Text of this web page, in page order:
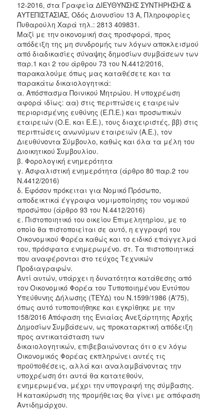
12-2016, στα Γραφεία ΔΙΕΥΘΥΝΣΗΣ ΣΥΝΤΗΡΗΣΗΣ &
ΑΥΤΕΠΙΣΤΑΣΙΑΣ, Οδός Διονυσίου 13 Α, Πληροφορίες
Πυθαρούλη Χαρά τηλ.: 2813 409831.
Μαζί με την οικονομική σας προσφορά, προς
απόδειξη της μη συνδρομής των λόγων αποκλεισμού
από διαδικασίες σύναψης δημοσίων συμβάσεων των
παρ.1 και 2 του άρθρου 73 του Ν.4412/2016,
παρακαλούμε όπως μας καταθέσετε και τα
παρακάτω δικαιολογητικά:
α. Απόσπασμα Ποινικού Μητρώου. Η υποχρέωση
αφορά ιδίως: αα) στις περιπτώσεις εταιρειών
περιορισμένης ευθύνης (Ε.Π.Ε.) και προσωπικών
εταιρειών (Ο.Ε. και Ε.Ε.), τους διαχειριστές, ββ) στις
περιπτώσεις ανωνύμων εταιρειών (Α.Ε.), τον
Διευθύνοντα Σύμβουλο, καθώς και όλα τα μέλη του
Διοικητικού Συμβουλίου.
β. Φορολογική ενημερότητα
γ. Ασφαλιστική ενημερότητα (άρθρο 80 παρ.2 του
Ν.4412/2016)
δ. Εφόσον πρόκειται για Νομικό Πρόσωπο,
αποδεικτικά έγγραφα νομιμοποίησης του νομικού
προσώπου (άρθρο 93 του Ν.4412/2016)
ε. Πιστοποιητικό του οικείου Επιμελητηρίου, με το
οποίο θα πιστοποιείται σε αυτό, η εγγραφή του
Οικονομικού Φορέα καθώς και το ειδικό επάγγελμά
του, πρόσφατα ενημερωμένο. στ. Τα πιστοποιητικά
που αναφέρονται στο τεύχος Τεχνικών
Προδιαγραφών.
Αντί αυτών, υπάρχει η δυνατότητα κατάθεσης από
τον Οικονομικό Φορέα του Τυποποιημένου Εντύπου
Υπεύθυνης Δήλωσης (ΤΕΥΔ) του Ν.1599/1986 (Α'75),
όπως αυτό τυποποιήθηκε και εγκρίθηκε με την
158/2016 Απόφαση της Ενιαίας Ανεξάρτητης Αρχής
Δημοσίων Συμβάσεων, ως προκαταρκτική απόδειξη
προς αντικατάσταση των
δικαιολογητικών, επιβεβαιώνοντας ότι ο εν λόγω
Οικονομικός Φορέας εκπληρώνει αυτές τις
προϋποθέσεις, αλλά και αναλαμβάνοντας την
υποχρέωση ότι αυτά θα κατατεθούν,
ενημερωμένα, μέχρι την υπογραφή της σύμβασης.
Η κατακύρωση της προμήθειας θα γίνει με απόφαση
Αντιδημάρχου.